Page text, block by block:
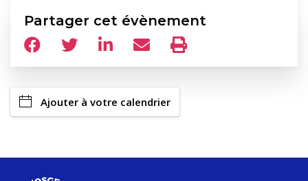
Partager cet évènement
Ajouter à votre calendrier